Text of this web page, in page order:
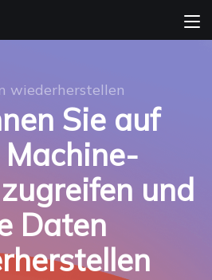
wiederherstellen
Sie auf
und
Daten